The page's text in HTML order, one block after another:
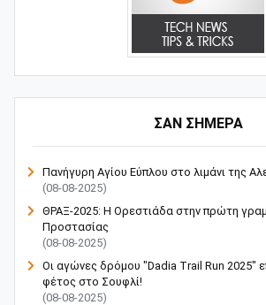
ΣΑΝ ΣΗΜΕΡΑ
Πανήγυρη Αγίου Εύπλου στο λιμάνι της
(08-08-2025)
ΘΡΑΞ-2025: Η Ορεστιάδα στην πρώτη
Προστασίας
(08-08-2025)
Οι αγώνες δρόμου "Dadia Trail Run 2025"
φέτος στο Σουφλί!
(08-08-2025)